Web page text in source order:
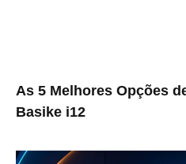
As 5 Melhores Opções
Basike i12